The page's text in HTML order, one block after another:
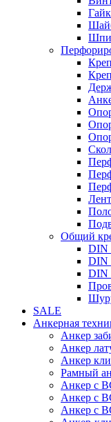
Общий
DIN
DIN
DIN
SALE
Анкерная
Анкер
Анкер
Анкер
Рамный
Анкер с
Анкер с
Анкер с